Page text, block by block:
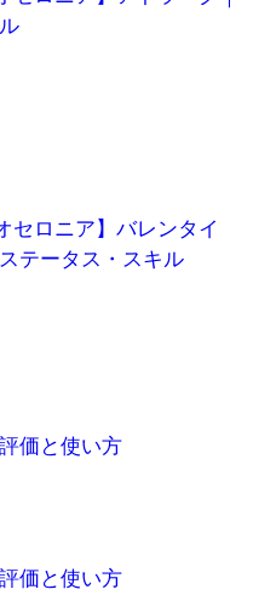
セロニア】バレンタイ
テータス・スキル
価と使い方
価と使い方